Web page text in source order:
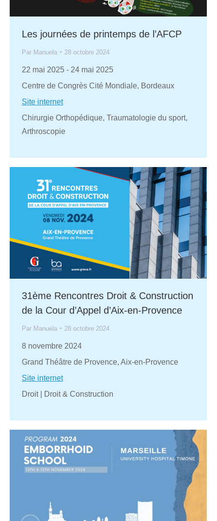
Les journées de printemps de l’AFCP
Par Manuela 28 octobre 2024
22 mai 2025 - 24 mai 2025
Centre de Congrès Cité Mondiale, Bordeaux
Site internet
Chirurgie Orthopédique, Traumatologie du sport,
Arthroscopie
31ème Rencontres Droit & Construction
de la Cour d’Appel d’Aix-en-Provence
Par Manuela 28 octobre 2024
8 novembre 2024
Grand Théâtre de Provence, Aix-en-Provence
Site internet
Droit | Droit & Construction